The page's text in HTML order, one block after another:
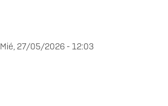
Mié, 27/05/2026 - 12:03